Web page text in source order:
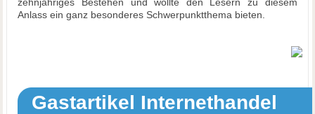
Anlass ein ganz besonderes Schwerpunktthema bieten.
Gastartikel Internethandel